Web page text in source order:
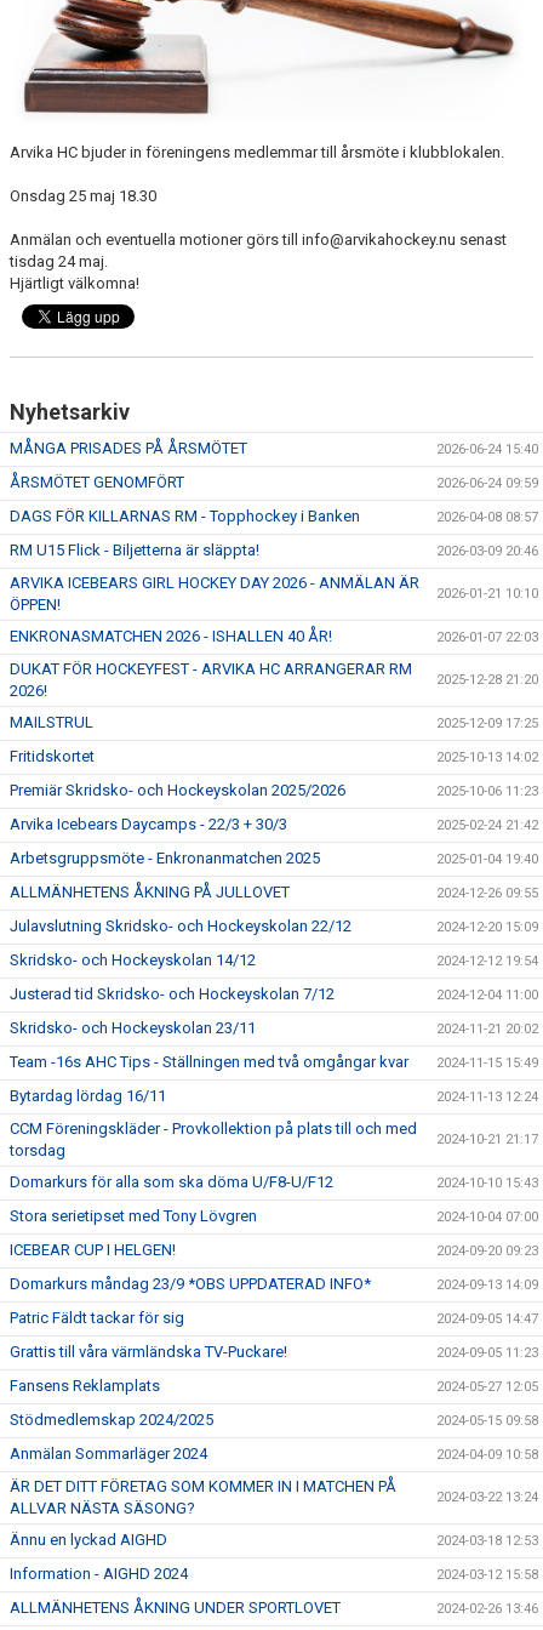
CAMPER
VERKSAMHETSOMRÅDEN
Arvika HC bjuder in föreningens medlemmar till årsmöte i klubblokalen.
Onsdag 25 maj 18.30
Anmälan och eventuella motioner görs till info@arvikahockey.nu senast
tisdag 24 maj.
Hjärtligt välkomna!
Nyhetsarkiv
MÅNGA PRISADES PÅ ÅRSMÖTET 2026-06-24 15:40
ÅRSMÖTET GENOMFÖRT 2026-06-24 09:59
DAGS FÖR KILLARNAS RM - Topphockey i Banken 2026-04-08 08:57
RM U15 Flick - Biljetterna är släppta! 2026-03-09 20:46
ARVIKA ICEBEARS GIRL HOCKEY DAY 2026 - ANMÄLAN ÄR
ÖPPEN!
2026-01-21 10:10
ENKRONASMATCHEN 2026 - ISHALLEN 40 ÅR! 2026-01-07 22:03
DUKAT FÖR HOCKEYFEST - ARVIKA HC ARRANGERAR RM
2026!
2025-12-28 21:20
MAILSTRUL 2025-12-09 17:25
Fritidskortet 2025-10-13 14:02
Premiär Skridsko- och Hockeyskolan 2025/2026 2025-10-06 11:23
Arvika Icebears Daycamps - 22/3 + 30/3 2025-02-24 21:42
Arbetsgruppsmöte - Enkronanmatchen 2025 2025-01-04 19:40
ALLMÄNHETENS ÅKNING PÅ JULLOVET 2024-12-26 09:55
Julavslutning Skridsko- och Hockeyskolan 22/12 2024-12-20 15:09
Skridsko- och Hockeyskolan 14/12 2024-12-12 19:54
Justerad tid Skridsko- och Hockeyskolan 7/12 2024-12-04 11:00
Skridsko- och Hockeyskolan 23/11 2024-11-21 20:02
Team -16s AHC Tips - Ställningen med två omgångar kvar 2024-11-15 15:49
Bytardag lördag 16/11 2024-11-13 12:24
CCM Föreningskläder - Provkollektion på plats till och med
torsdag
2024-10-21 21:17
Domarkurs för alla som ska döma U/F8-U/F12 2024-10-10 15:43
Stora serietipset med Tony Lövgren 2024-10-04 07:00
ICEBEAR CUP I HELGEN! 2024-09-20 09:23
Domarkurs måndag 23/9 *OBS UPPDATERAD INFO* 2024-09-13 14:09
Patric Fäldt tackar för sig 2024-09-05 14:47
Grattis till våra värmländska TV-Puckare! 2024-09-05 11:23
Fansens Reklamplats 2024-05-27 12:05
Stödmedlemskap 2024/2025 2024-05-15 09:58
Anmälan Sommarläger 2024 2024-04-09 10:58
ÄR DET DITT FÖRETAG SOM KOMMER IN I MATCHEN PÅ
ALLVAR NÄSTA SÄSONG?
2024-03-22 13:24
Ännu en lyckad AIGHD 2024-03-18 12:53
Information - AIGHD 2024 2024-03-12 15:58
ALLMÄNHETENS ÅKNING UNDER SPORTLOVET 2024-02-26 13:46